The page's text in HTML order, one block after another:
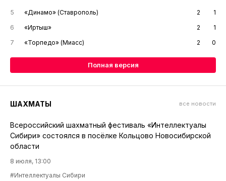
5
«Динамо» (Ставрополь) 2
1
6
«Иртыш» 2
1
7
«Торпедо» (Миасс) 2 0
Полная версия
ШАХМАТЫ все новости
Всероссийский шахматный фестиваль «Интеллектуалы
Сибири» состоялся в посёлке Кольцово Новосибирской
области
8 июля, 13:00
#Интеллектуалы Сибири